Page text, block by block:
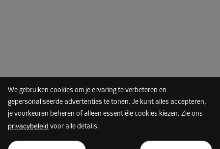
We gebruiken cookies om je ervaring te verbeteren en
gepersonaliseerde advertenties te tonen. Je kunt alles accepteren,
je voorkeuren beheren of alleen essentiële cookies kiezen. Zie ons
privacybeleid voor alle details.